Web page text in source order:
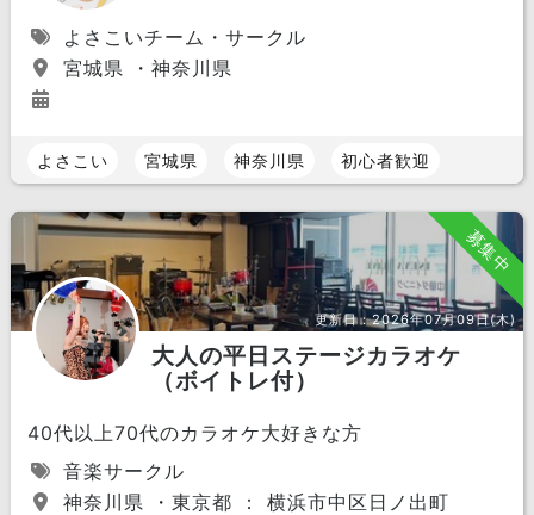
よさこいチーム・サークル
宮城県 ・神奈川県
よさこい 宮城県 神奈川県 初心者歓迎
募集中
更新日：2026年07月09日(木)
大人の平日ステージカラオケ
（ボイトレ付）
40代以上70代のカラオケ大好きな方
音楽サークル
神奈川県 ・東京都 ： 横浜市中区日ノ出町